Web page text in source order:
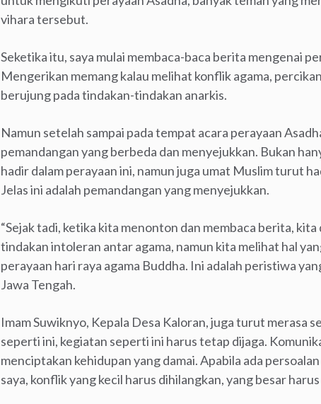
vihara tersebut.
Seketika itu, saya mulai membaca-baca berita mengenai
Mengerikan memang kalau melihat konflik agama,
berujung pada tindakan-tindakan anarkis.
Namun setelah sampai pada tempat acara perayaan
pemandangan yang berbeda dan menyejukkan. Bukan
hadir dalam perayaan ini, namun juga umat Muslim turut
Jelas ini adalah pemandangan yang menyejukkan.
“Sejak tadi, ketika kita menonton dan membaca berita,
tindakan intoleran antar agama, namun kita melihat hal
perayaan hari raya agama Buddha. Ini adalah peristiwa
Jawa Tengah.
Imam Suwiknyo, Kepala Desa Kaloran, juga turut merasa
seperti ini, kegiatan seperti ini harus tetap dijaga.
menciptakan kehidupan yang damai. Apabila ada
saya, konflik yang kecil harus dihilangkan, yang besar